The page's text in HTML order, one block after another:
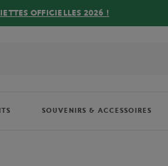
OFFICIELLES 2026 !
SOUVENIRS & ACCESSOIRES